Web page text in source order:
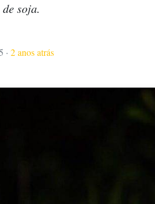
soja.
· 2 anos atrás